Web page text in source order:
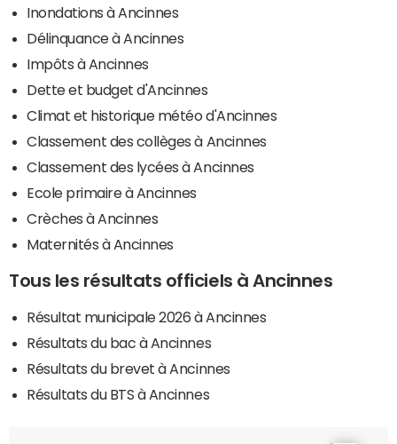
Inondations à Ancinnes
Délinquance à Ancinnes
Impôts à Ancinnes
Dette et budget d'Ancinnes
Climat et historique météo d'Ancinnes
Classement des collèges à Ancinnes
Classement des lycées à Ancinnes
Ecole primaire à Ancinnes
Crèches à Ancinnes
Maternités à Ancinnes
Tous les résultats officiels à Ancinnes
Résultat municipale 2026 à Ancinnes
Résultats du bac à Ancinnes
Résultats du brevet à Ancinnes
Résultats du BTS à Ancinnes